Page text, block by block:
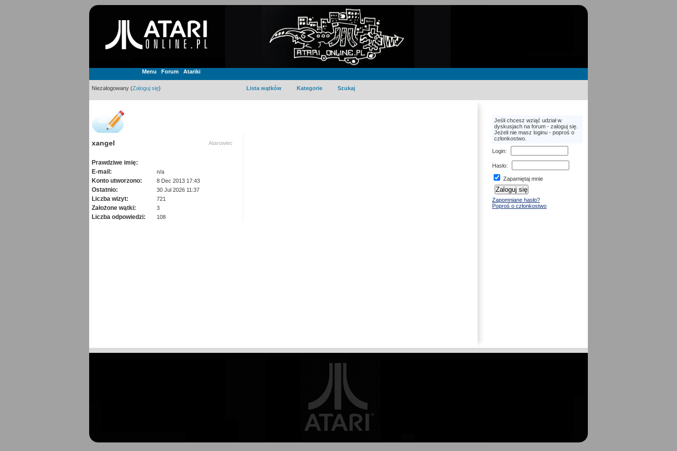
Menu Forum Atariki
Niezalogowany (Zaloguj się) Lista wątków Kategorie Szukaj
Jeśli chcesz wziąć udział w
dyskusjach na forum - zaloguj się.
Jeżeli nie masz loginu - poproś o
członkostwo.
Login:
Hasło:
Zapamiętaj mnie
Zapomniane hasło?
Poproś o członkostwo
xangel Atarowiec
Prawdziwe imię:
E-mail:
n/a
Konto utworzono: 8 Dec 2013 17:43
Ostatnio: 30 Jul 2026 11:37
Liczba wizyt: 721
Założone wątki: 3
Liczba odpowiedzi: 108